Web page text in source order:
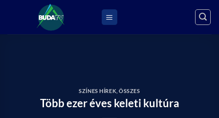
SZÍNES HÍREK ,ÖSSZES
Több ezer éves keleti kultúra